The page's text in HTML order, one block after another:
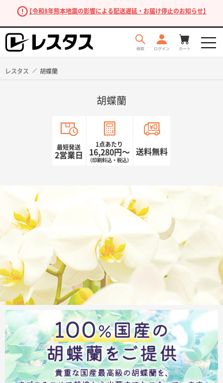
【令和8年熊本地震の影響による配送遅延・お届け停止のお知らせ】
商品カテゴリーから探す
ターゲットから探す
目的・シーンから探す
レスタス 胡蝶蘭
胡蝶蘭
最短発送
2営業日
1点あたり
16,280円〜
（印刷料込・税込）
送料無料